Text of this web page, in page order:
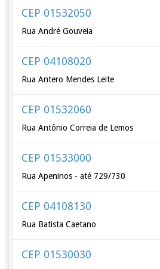
CEP 01532050
Rua André Gouveia
CEP 04108020
Rua Antero Mendes Leite
CEP 01532060
Rua Antônio Correia de Lemos
CEP 01533000
Rua Apeninos - até 729/730
CEP 04108130
Rua Batista Caetano
CEP 01530030